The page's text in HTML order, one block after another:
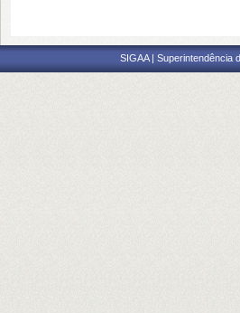
SIGAA | Superintendência